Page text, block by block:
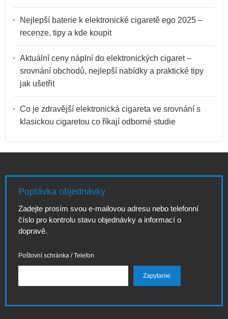
Nejlepší baterie k elektronické cigaretě ego 2025 –
recenze, tipy a kde koupit
Aktuální ceny náplní do elektronických cigaret –
srovnání obchodů, nejlepší nabídky a praktické tipy
jak ušetřit
Co je zdravější elektronická cigareta ve srovnání s
klasickou cigaretou co říkají odborné studie
Poptávka objednávky
Zadejte prosím svou e-mailovou adresu nebo telefonní
číslo pro kontrolu stavu objednávky a informací o
dopravě.
Poštovní schránka / Telefon